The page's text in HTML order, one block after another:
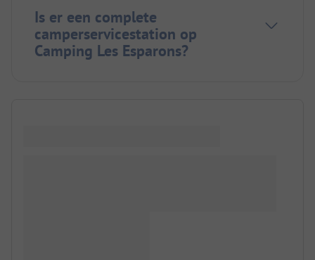
Is er een complete
camperservicestation op
Camping Les Esparons?